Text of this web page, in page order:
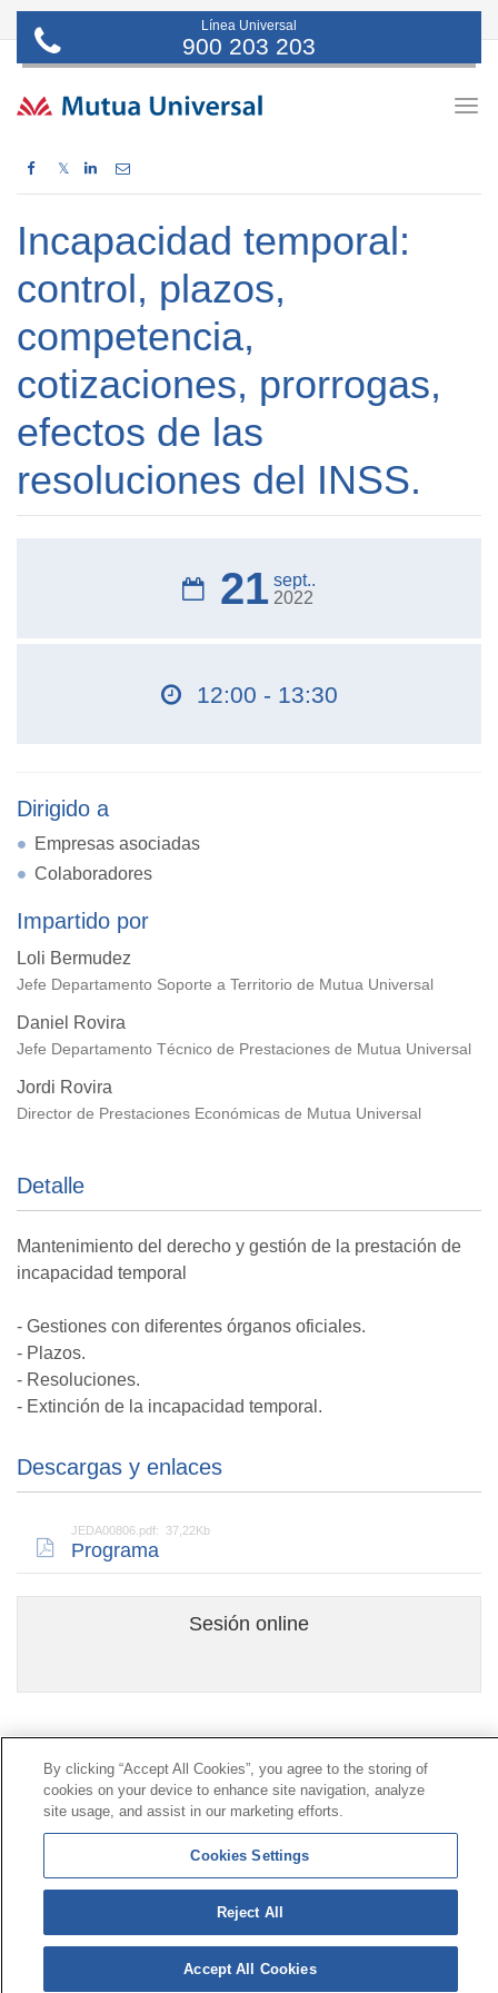
Línea Universal
900 203 203
𝕏
Incapacidad temporal:
control, plazos,
competencia,
cotizaciones, prorrogas,
efectos de las
resoluciones del INSS.
21 sept..
2022
12:00 - 13:30
Dirigido a
Empresas asociadas
Colaboradores
Impartido por
Loli Bermudez
Jefe Departamento Soporte a Territorio de Mutua Universal
Daniel Rovira
Jefe Departamento Técnico de Prestaciones de Mutua Universal
Jordi Rovira
Director de Prestaciones Económicas de Mutua Universal
Detalle
Mantenimiento del derecho y gestión de la prestación de
incapacidad temporal
- Gestiones con diferentes órganos oficiales.
- Plazos.
- Resoluciones.
- Extinción de la incapacidad temporal.
Descargas y enlaces
JEDA00806.pdf: 37,22Kb
Programa
Sesión online
Línea Universal 900 203 203|Zona Privada Comisión de
Prestaciones Especiales|Zona Privada Proveedor
© Mutua Universal 2026 | Mapa del sitio | Aviso legal
Política de Protección de Datos
cookies
Síguenos en:
By clicking “Accept All Cookies”, you agree to the storing of
cookies on your device to enhance site navigation, analyze
site usage, and assist in our marketing efforts.
Cookies Settings
Reject All
Accept All Cookies